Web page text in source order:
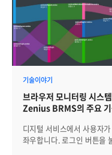
않으면서 MSA 및 클라우드
Standard)으로 자리 잡은 기
수집하는 기능을 넘어, 데이
전체를 아우르는 포괄적인
배경이 되었습니다. 다만, 표준 아키텍처를 그대로 따르기보다는 운영
환경에 최적화된 구조를 설
처리의 중추 역할을 하는 자
복잡도를 높이는 별도의 오
브라우저에서 수집한 데이
통합 파이프라인을 구축했습니다. “애플리케이션 -> 매니
구조로 배치 프로세서를 사
전송합니다. 이를 통해 외부 프레임워크 관리 포인트를 줄이면서도 자사
기술이야기
브라우저 모니터링 시스템
Zenius BRMS의 주요
디지털 서비스에서 사용자
좌우합니다. 로그인 버튼을